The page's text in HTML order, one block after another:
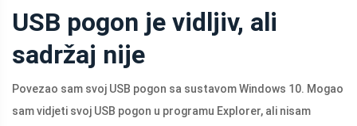
USB pogon je vidljiv, ali
sadržaj nije
Povezao sam svoj USB pogon sa sustavom Windows 10. Mogao
sam vidjeti svoj USB pogon u programu Explorer, ali nisam